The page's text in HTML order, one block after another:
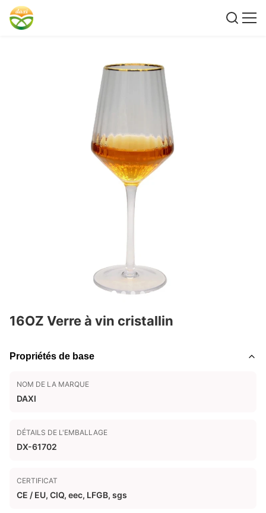
16OZ Verre à vin cristallin
Propriétés de base
NOM DE LA MARQUE
DAXI
DÉTAILS DE L'EMBALLAGE
DX-61702
CERTIFICAT
CE / EU, CIQ, eec, LFGB, sgs